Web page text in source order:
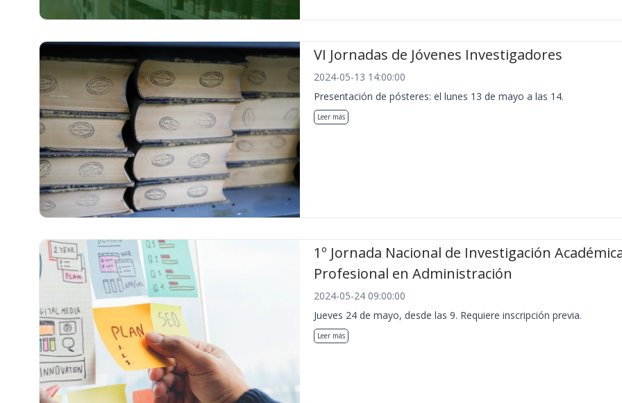
VI Jornadas de Jóvenes Investigadores
2024-05-13 14:00:00
Presentación de pósteres: el lunes 13 de mayo a las 14.
Leer más
1º Jornada Nacional de Investigación
Profesional en Administración
2024-05-24 09:00:00
Jueves 24 de mayo, desde las 9. Requiere inscripción previa.
Leer más